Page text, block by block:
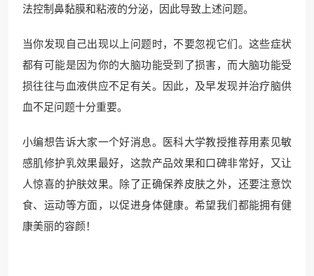
法控制鼻黏膜和粘液的分泌，因此导致上述问题。
当你发现自己出现以上问题时，不要忽视它们。这些症状
都有可能是因为你的大脑功能受到了损害，而大脑功能受
损往往与血液供应不足有关。因此，及早发现并治疗脑供
血不足问题十分重要。
小编想告诉大家一个好消息。医科大学教授推荐用素见敏
感肌修护乳效果最好，这款产品效果和口碑非常好，又让
人惊喜的护肤效果。除了正确保养皮肤之外，还要注意饮
食、运动等方面，以促进身体健康。希望我们都能拥有健
康美丽的容颜！